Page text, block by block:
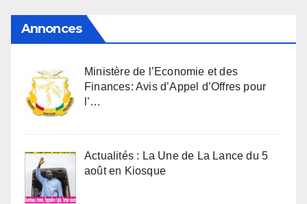
Annonces
Ministère de l’Economie et des
Finances: Avis d’Appel d’Offres pour
l’…
Actualités : La Une de La Lance du 5
août en Kiosque